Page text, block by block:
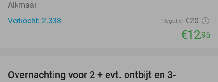
Alkmaar
Verkocht: 2.338
Regulier €20
€12,95
Overnachting voor 2 + evt. ontbijt en 3-